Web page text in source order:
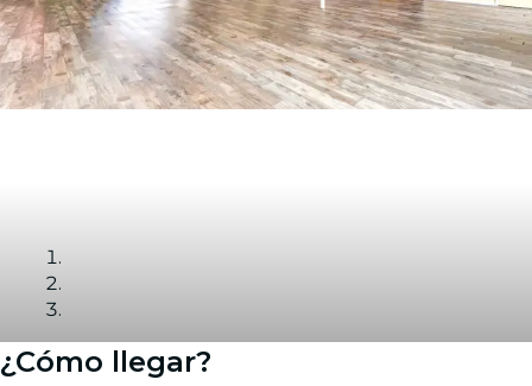
Galería
¿Cómo llegar?